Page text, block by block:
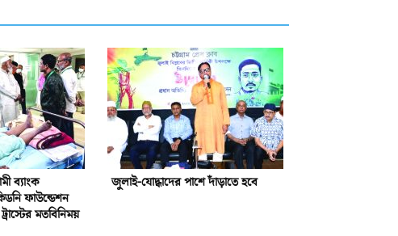
ব্যাংক
ফাউন্ডেশন
মতবিনিময়
জুলাই-যোদ্ধাদের পাশে দাঁড়াতে হবে